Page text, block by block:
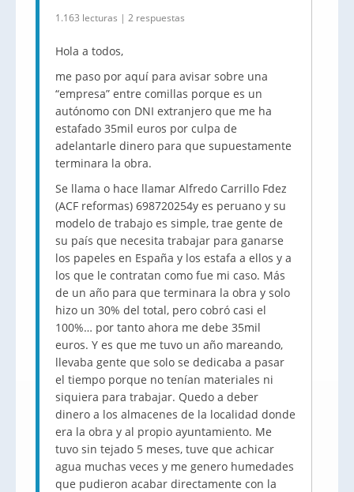
1.163 lecturas | 2 respuestas
Hola a todos,
me paso por aquí para avisar sobre una
“empresa” entre comillas porque es un
autónomo con DNI extranjero que me ha
estafado 35mil euros por culpa de
adelantarle dinero para que supuestamente
terminara la obra.
Se llama o hace llamar Alfredo Carrillo Fdez
(ACF reformas) 698720254y es peruano y su
modelo de trabajo es simple, trae gente de
su país que necesita trabajar para ganarse
los papeles en España y los estafa a ellos y a
los que le contratan como fue mi caso. Más
de un año para que terminara la obra y solo
hizo un 30% del total, pero cobró casi el
100%… por tanto ahora me debe 35mil
euros. Y es que me tuvo un año mareando,
llevaba gente que solo se dedicaba a pasar
el tiempo porque no tenían materiales ni
siquiera para trabajar. Quedo a deber
dinero a los almacenes de la localidad donde
era la obra y al propio ayuntamiento. Me
tuvo sin tejado 5 meses, tuve que achicar
agua muchas veces y me genero humedades
que pudieron acabar directamente con la